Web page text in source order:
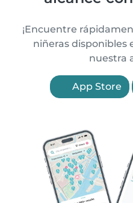
¡Encuentre
niñeras disponibles
nuestra
App Store